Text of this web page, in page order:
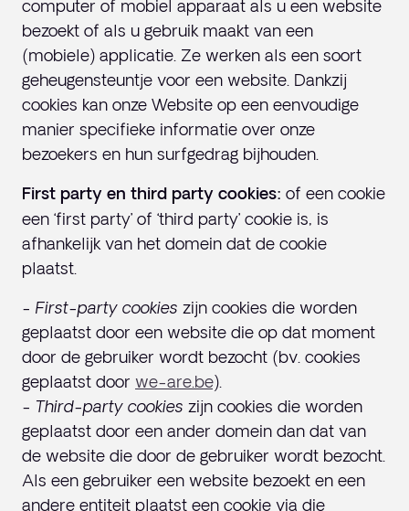
computer of mobiel apparaat als u een website
bezoekt of als u gebruik maakt van een
(mobiele) applicatie. Ze werken als een soort
geheugensteuntje voor een website. Dankzij
cookies kan onze Website op een eenvoudige
manier specifieke informatie over onze
bezoekers en hun surfgedrag bijhouden.
First party en third party cookies: of een cookie
een ‘first party’ of ‘third party’ cookie is, is
afhankelijk van het domein dat de cookie
plaatst.
- First-party cookies zijn cookies die worden
geplaatst door een website die op dat moment
door de gebruiker wordt bezocht (bv. cookies
geplaatst door we-are.be).
- Third-party cookies zijn cookies die worden
geplaatst door een ander domein dan dat van
de website die door de gebruiker wordt bezocht.
Als een gebruiker een website bezoekt en een
andere entiteit plaatst een cookie via die